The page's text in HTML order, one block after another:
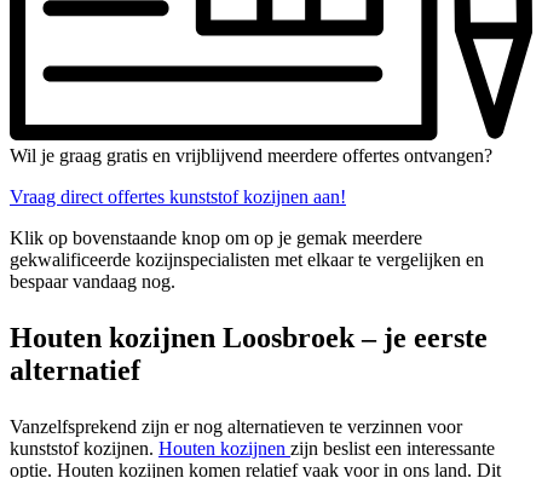
Wil je graag gratis en vrijblijvend meerdere offertes ontvangen?
Vraag direct offertes kunststof kozijnen aan!
Klik op bovenstaande knop om op je gemak meerdere
gekwalificeerde kozijnspecialisten met elkaar te vergelijken en
bespaar vandaag nog.
Houten kozijnen Loosbroek – je eerste
alternatief
Vanzelfsprekend zijn er nog alternatieven te verzinnen voor
kunststof kozijnen. Houten kozijnen zijn beslist een interessante
optie. Houten kozijnen komen relatief vaak voor in ons land. Dit